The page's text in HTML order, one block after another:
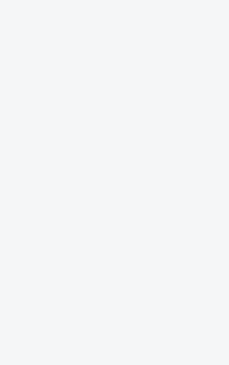
Pro by CA : la nouvelle
Agricole pour les
Le Crédit Agricole lance Pro by CA,
Pièce en OR française à
inaugurale du nouveau
C’est une petite révolution, la
cours légal, sera commercialisée à